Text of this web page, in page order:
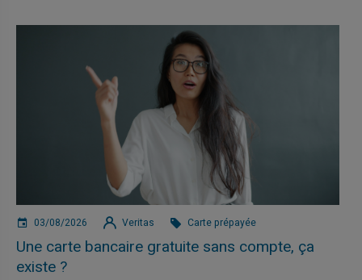
03/08/2026 Veritas Carte prépayée
Une carte bancaire gratuite sans compte, ça
existe ?